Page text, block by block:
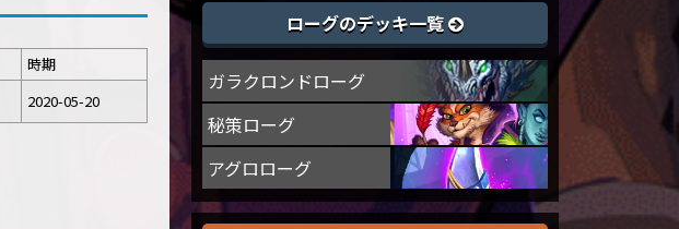
時期
2020-05-20
ローグのデッキ一覧
ガラクロンドローグ
秘策ローグ
アグロローグ